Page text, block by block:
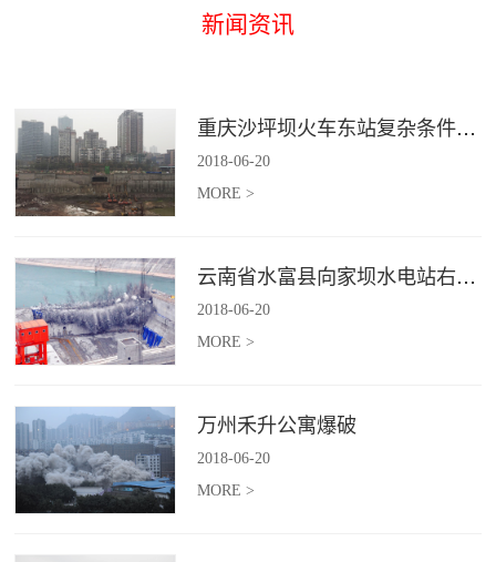
新闻资讯
重庆沙坪坝火车东站复杂条件下深基坑土石方爆破
2018-06-20
MORE >
云南省水富县向家坝水电站右岸坝后电站下游横向围堰爆破拆除施工
2018-06-20
MORE >
万州禾升公寓爆破
2018-06-20
MORE >